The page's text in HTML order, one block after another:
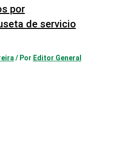
por
de servicio
/ Por Editor General